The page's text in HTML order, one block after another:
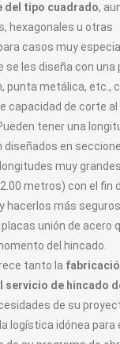
del tipo cuadrado,
hexagonales u otras
casos muy
se les diseña con una
punta metálica, etc.,
capacidad de corte
tener una
diseñados en
muy grandes
metros) con el fin
hacerlos más
unión de acero
del hincado.
tanto la
servicio de hincado
de su
logística idónea para